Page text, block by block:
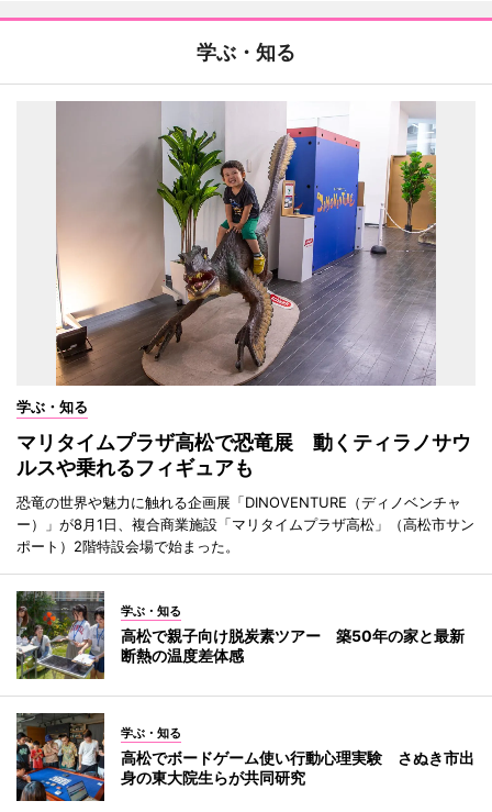
学ぶ・知る
学ぶ・知る
マリタイムプラザ高松で恐竜展 動くティラノサウ
ルスや乗れるフィギュアも
恐竜の世界や魅力に触れる企画展「DINOVENTURE（ディノベンチャ
ー）」が8月1日、複合商業施設「マリタイムプラザ高松」（高松市サン
ポート）2階特設会場で始まった。
学ぶ・知る
高松で親子向け脱炭素ツアー 築50年の家と最新
断熱の温度差体感
学ぶ・知る
高松でボードゲーム使い行動心理実験 さぬき市出
身の東大院生らが共同研究